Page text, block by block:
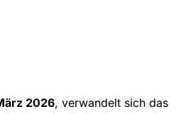
2026, verwandelt sich das